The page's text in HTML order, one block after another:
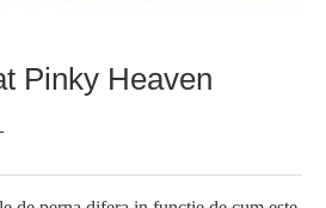
Pinky Heaven
-